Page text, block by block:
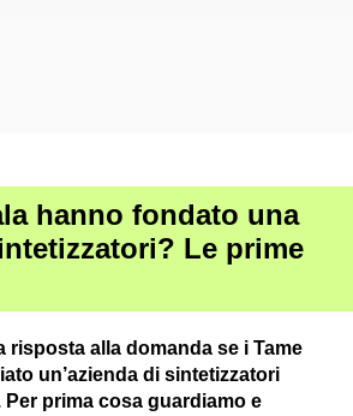
hanno fondato una
Le prime
risposta alla domanda se i Tame
un’azienda di sintetizzatori
Per prima cosa guardiamo e